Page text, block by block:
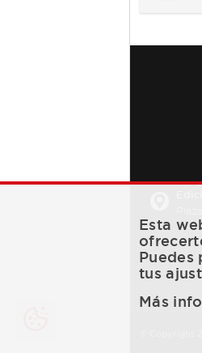
Esta
Puedes
tus
Más